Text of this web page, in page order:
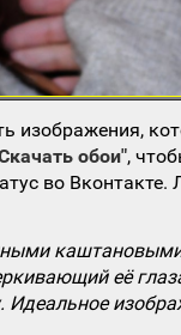
изображения,
обои",
во Вконтакте.
её